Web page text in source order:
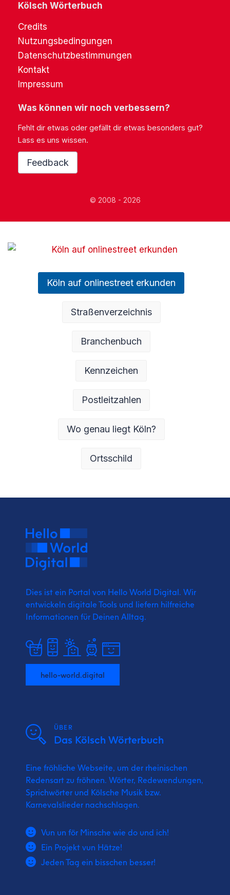
Kölsch Wörterbuch
Credits
Nutzungsbedingungen
Datenschutzbestimmungen
Kontakt
Impressum
Was können wir noch verbessern?
Fehlt dir etwas oder gefällt dir etwas besonders gut?
Lass es uns wissen.
Feedback
© 2008 - 2026
Köln auf onlinestreet erkunden
Straßenverzeichnis
Branchenbuch
Kennzeichen
Postleitzahlen
Wo genau liegt Köln?
Ortsschild
Dies ist ein Portal von Hello World Digital. Wir
entwickeln digitale Tools und liefern hilfreiche
Informationen für Deinen Alltag.
hello-world.digital
ÜBER
Das Kölsch Wörterbuch
Eine fröhliche Webseite, um der rheinischen
Redensart zu fröhnen. Wörter, Redewendungen,
Sprichwörter und Kölsche Musik bzw.
Karnevalslieder nachschlagen.
Vun un för Minsche wie do und ich!
Ein Projekt vun Hätze!
Jeden Tag ein bisschen besser!